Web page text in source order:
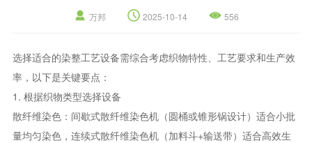
万邦 2025-10-14 556
选择适合的染整工艺设备需综合考虑织物特性、工艺要求和生产效
率，以下是关键要点：
1. ‌根据织物类型选择设备‌
散纤维染色‌：间歇式散纤维染色机（圆桶或锥形锅设计）适合小批
量均匀染色，连续式散纤维染色机（加料斗+输送带）适合高效生